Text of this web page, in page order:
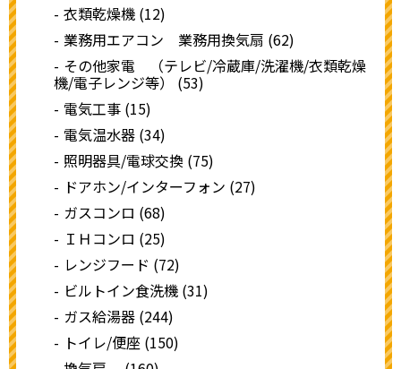
衣類乾燥機 (12)
業務用エアコン 業務用換気扇 (62)
その他家電 （テレビ/冷蔵庫/洗濯機/衣類乾燥
機/電子レンジ等） (53)
電気工事 (15)
電気温水器 (34)
照明器具/電球交換 (75)
ドアホン/インターフォン (27)
ガスコンロ (68)
ＩＨコンロ (25)
レンジフード (72)
ビルトイン食洗機 (31)
ガス給湯器 (244)
トイレ/便座 (150)